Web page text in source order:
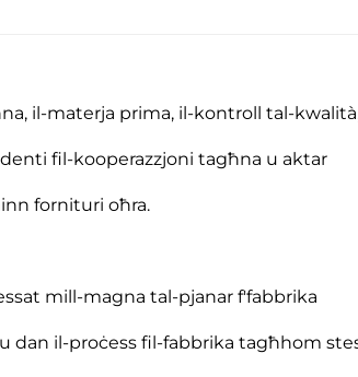
il-materja prima, il-kontroll tal-
fil-kooperazzjoni tagħna u aktar
fornituri oħra.
mill-magna tal-pjanar f'fabbrika
dan il-proċess fil-fabbrika tagħhom